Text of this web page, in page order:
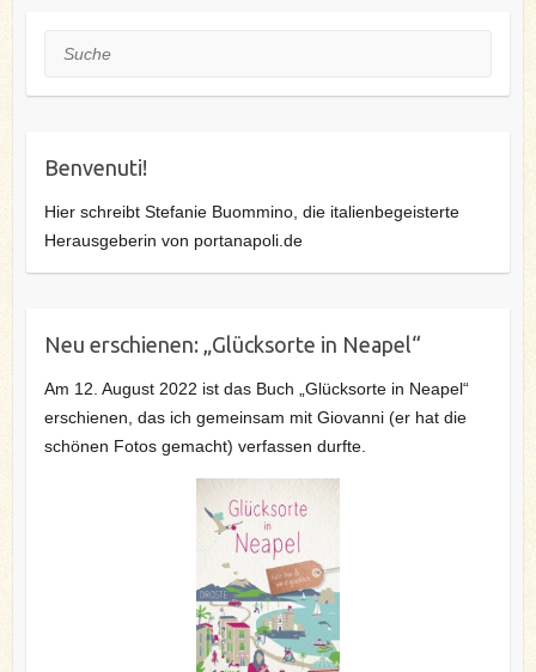
Suche
Benvenuti!
Hier schreibt Stefanie Buommino, die italienbegeisterte
Herausgeberin von portanapoli.de
Neu erschienen: „Glücksorte in Neapel“
Am 12. August 2022 ist das Buch „Glücksorte in Neapel“
erschienen, das ich gemeinsam mit Giovanni (er hat die
schönen Fotos gemacht) verfassen durfte.